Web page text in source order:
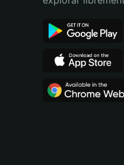
Español (Argentina)